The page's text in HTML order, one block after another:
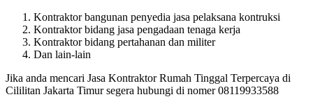
Kontraktor bangunan penyedia jasa pelaksana kontruksi
Kontraktor bidang jasa pengadaan tenaga kerja
Kontraktor bidang pertahanan dan militer
Dan lain-lain
Jika anda mencari Jasa Kontraktor Rumah Tinggal Terpercaya di
Cililitan Jakarta Timur segera hubungi di nomer 08119933588